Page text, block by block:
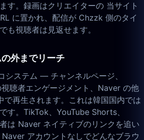
す。録画はクリエイターの 当サイト
に置かれ、配信が Chzzk 側のタイ
も視聴者は見返せます。
外までリーチ
ステム — チャンネルページ、
聴者エンゲージメント、Naver の他
再生されます。これは韓国国内では
す。TikTok、YouTube Shorts、
は Naver ネイティブのリンクを追い
アカウントなしでどんなブラウ